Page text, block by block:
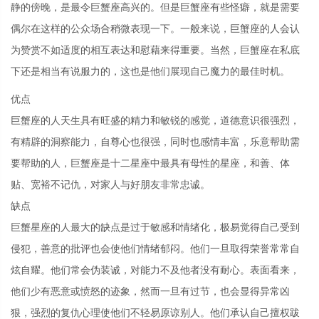
静的傍晚，是最令巨蟹座高兴的。但是巨蟹座有些怪癖，就是需要
偶尔在这样的公众场合稍微表现一下。一般来说，巨蟹座的人会认
为赞赏不如适度的相互表达和慰藉来得重要。当然，巨蟹座在私底
下还是相当有说服力的，这也是他们展现自己魔力的最佳时机。
优点
巨蟹座的人天生具有旺盛的精力和敏锐的感觉，道德意识很强烈，
有精辟的洞察能力，自尊心也很强，同时也感情丰富，乐意帮助需
要帮助的人，巨蟹座是十二星座中最具有母性的星座，和善、体
贴、宽裕不记仇，对家人与好朋友非常忠诚。
缺点
巨蟹星座的人最大的缺点是过于敏感和情绪化，极易觉得自己受到
侵犯，善意的批评也会使他们情绪郁闷。他们一旦取得荣誉常常自
炫自耀。他们常会伪装诚，对能力不及他者没有耐心。表面看来，
他们少有恶意或愤怒的迹象，然而一旦有过节，也会显得异常凶
狠，强烈的复仇心理使他们不轻易原谅别人。他们承认自己擅权跋